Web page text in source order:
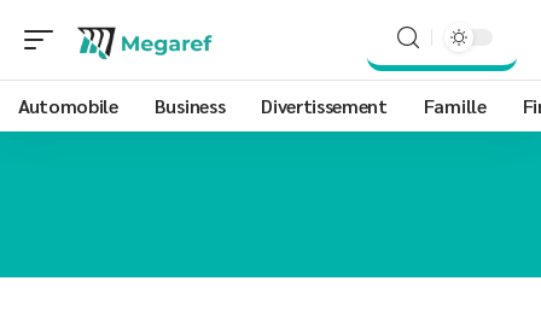
Automobile Business Divertissement Famille